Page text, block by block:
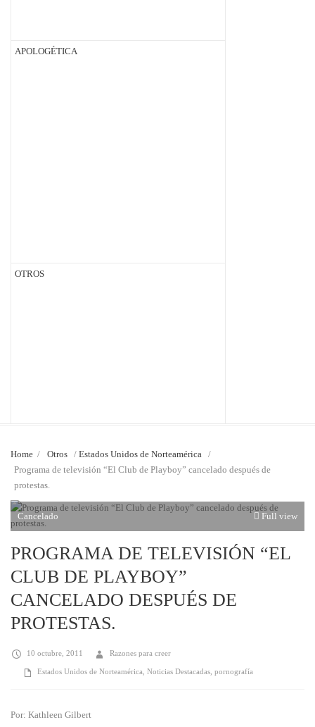
APOLOGÉTICA
OTROS
Home / Otros / Estados Unidos de Norteamérica /
Programa de televisión “El Club de Playboy” cancelado después de
protestas.
Cancelado Full view
PROGRAMA DE TELEVISIÓN “EL
CLUB DE PLAYBOY”
CANCELADO DESPUÉS DE
PROTESTAS.
10 octubre, 2011 Razones para creer
Estados Unidos de Norteamérica Noticias Destacadas pornografía
Por: Kathleen Gilbert